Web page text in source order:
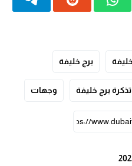
برج خليفة
برج خليفة وجهات